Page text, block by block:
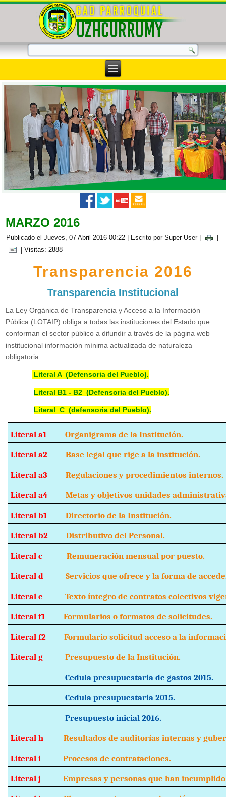
MARZO 2016
Publicado el Jueves, 07 Abril 2016 00:22 Escrito por Super User|
| Visitas: 2888
Transparencia 2016
Transparencia Institucional
La Ley Orgánica de Transparencia y Acceso a la Información
Pública (LOTAIP) obliga a todas las instituciones del Estado que
conforman el sector público a difundir a través de la página web
institucional información mínima actualizada de naturaleza
obligatoria.
Literal A (Defensoria del Pueblo).
Literal B1 - B2 (Defensoria del Pueblo).
Literal C (defensoria del Pueblo).
Literal a1
Organigrama de la Institución.
Literal a2 Base legal que rige a la institución.
Literal a3 Regulaciones y procedimientos internos.
Literal a4 Metas y objetivos unidades
Literal b1 Directorio de la Institución.
Literal b2 Distributivo del Personal.
Literal c Remuneración mensual por puesto.
Literal dServicios que ofrece y la forma de
Literal e Texto íntegro de contratos colectivos
Literal f1 Formularios o formatos de solicitudes.
Literal f2 Formulario solicitud acceso a la
Literal g Presupuesto de la Institución.
Cedula presupuestaria de gastos
Cedula presupuestaria 2015.
Presupuesto inicial 2016.
Literal hResultados de auditorías internas y
Literal i Procesos de contrataciones.
Literal j Empresas y personas que han